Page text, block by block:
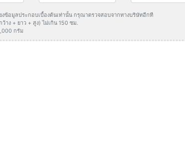
งข้อมูลประกอบเบื้องต้นเท่านั้น กรุณาตรวจสอบจากทางบริษัทอีกที
าง + ยาว + สูง) ไม่เกิน 150 ซม.
กรัม